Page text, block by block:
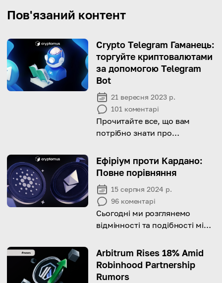
Пов'язаний контент
Crypto Telegram Гаманець:
торгуйте криптовалютами
за допомогою Telegram
Bot
21 вересня 2023 р.
101 коментарі
Прочитайте все, що вам
потрібно знати про
Ефіріум проти Кардано:
Повне порівняння
15 серпня 2024 р.
96 коментарі
Сьогодні ми розглянемо
відмінності та подібності між
мереж. Залишайтеся з нами!
Arbitrum Rises 18% Amid
Robinhood Partnership
Rumors